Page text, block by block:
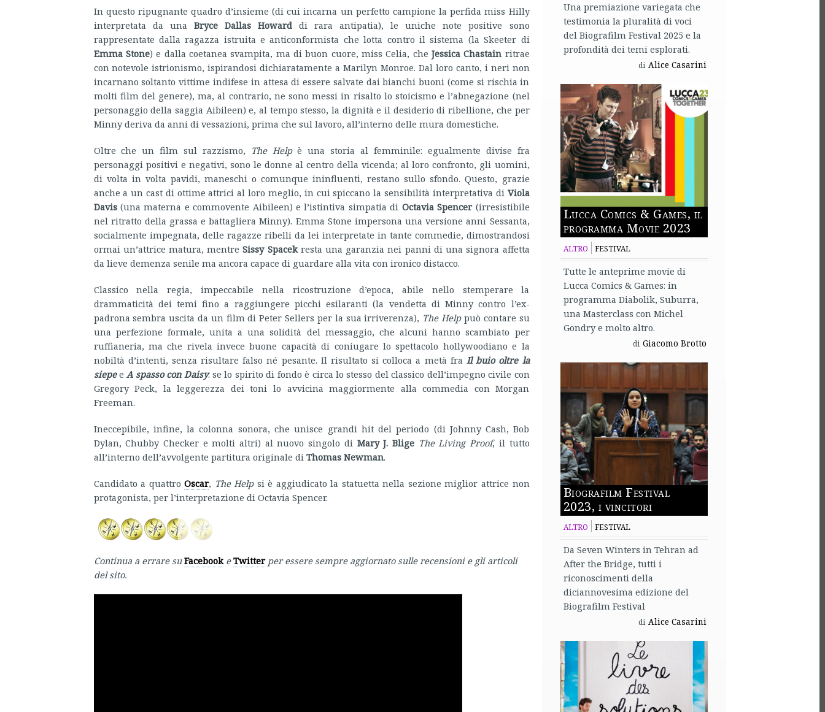
In questo ripugnante quadro d’insieme (di cui incarna un perfetto campione la perfida miss Hilly
interpretata da una Bryce Dallas Howarddi rara antipatia), le uniche note positive sono
rappresentate dalla ragazza istruita e anticonformista che lotta contro il sistema (la Skeeter di
Emma Stone) e dalla coetanea svampita, ma di buon cuore, miss Celia, che Jessica Chastain ritrae
con notevole istrionismo, ispirandosi dichiaratamente a Marilyn Monroe. Dal loro canto, i neri non
incarnano soltanto vittime indifese in attesa di essere salvate dai bianchi buoni (come si rischia in
molti film del genere), ma, al contrario, ne sono messi in risalto lo stoicismo e l’abnegazione (nel
personaggio della saggia Aibileen) e, al tempo stesso, la dignità e il desiderio di ribellione, che per
Minny deriva da anni di vessazioni, prima che sul lavoro, all’interno delle mura domestiche.
Oltre che un film sul razzismo, The Helpè una storia al femminile: egualmente divise fra
personaggi positivi e negativi, sono le donne al centro della vicenda; al loro confronto, gli uomini,
di volta in volta pavidi, maneschi o comunque ininfluenti, restano sullo sfondo. Questo, grazie
anche a un cast di ottime attrici al loro meglio, in cui spiccano la sensibilità interpretativa di Viola
Davis (una materna e commovente Aibileen) e l’istintiva simpatia di Octavia Spencer(irresistibile
nel ritratto della grassa e battagliera Minny). Emma Stone impersona una versione anni Sessanta,
socialmente impegnata, delle ragazze ribelli da lei interpretate in tante commedie, dimostrandosi
ormai un’attrice matura, mentreSissy Spacekresta una garanzia nei panni di una signora affetta
da lieve demenza senile ma ancora capace di guardare alla vita con ironico distacco.
Classico nella regia, impeccabile nella ricostruzione d’epoca, abile nello stemperare la
drammaticità dei temi fino a raggiungere picchi esilaranti (la vendetta di Minny contro l’ex-
padrona sembra uscita da un film di Peter Sellers per la sua irriverenza), The Helppuò contare su
una perfezione formale, unita a una solidità del messaggio, che alcuni hanno scambiato per
ruffianeria, ma che rivela invece buone capacità di coniugare lo spettacolo hollywoodiano e la
nobiltà d’intenti, senza risultare falso né pesante. Il risultato si colloca a metà fra Il buio oltre la
siepeeA spasso con Daisy: se lo spirito di fondo è circa lo stesso del classico dell’impegno civile con
Gregory Peck, la leggerezza dei toni lo avvicina maggiormente alla commedia con Morgan
Freeman.
Ineccepibile, infine, la colonna sonora, che unisce grandi hit del periodo (di Johnny Cash, Bob
Dylan, Chubby Checker e molti altri) al nuovo singolo di Mary J. Blige The Living Proof, il tutto
all’interno dell’avvolgente partitura originale di Thomas Newman.
Candidato a quattroOscar, The Helpsi è aggiudicato la statuetta nella sezione miglior attrice non
protagonista, per l’interpretazione di Octavia Spencer.
Continua a errare suFacebookeTwitter per essere sempre aggiornato sulle recensioni e gli articoli
del sito.
Una premiazione variegata che
testimonia la pluralità di voci
del Biografilm Festival 2025 e la
profondità dei temi esplorati.
di Alice Casarini
Lucca Comics & Games, il
programma Movie 2023
ALTRO FESTIVAL
Tutte le anteprime movie di
Lucca Comics & Games: in
programma Diabolik, Suburra,
una Masterclass con Michel
Gondry e molto altro.
di Giacomo Brotto
Biografilm Festival
2023, i vincitori
ALTRO FESTIVAL
Da Seven Winters in Tehran ad
After the Bridge, tutti i
riconoscimenti della
diciannovesima edizione del
Biografilm Festival
di Alice Casarini